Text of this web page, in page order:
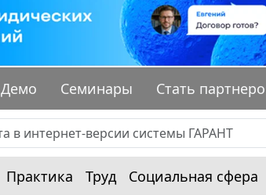
Демо Семинары Стать
Практика Труд Социальная сфера